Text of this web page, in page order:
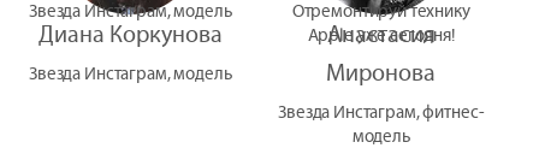
Диана Коркунова
Звезда Инстаграм, модель
Анастасия
Миронова
Звезда Инстаграм, фитнес-
модель
Звезда Инстаграм, модель
Отремонтируй технику
Apple уже сегодня!